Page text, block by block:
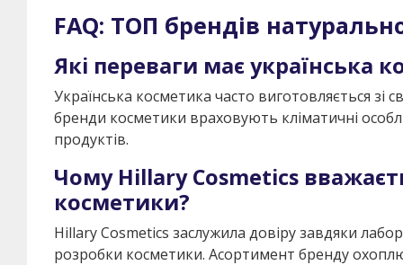
FAQ: ТОП брендів
Які переваги має українська
Українська косметика часто виготовляється зі
бренди косметики враховують кліматичні
продуктів.
Чому Hillary Cosmetics
косметики?
Hillary Cosmetics заслужила довіру завдяки
розробки косметики. Асортимент бренду